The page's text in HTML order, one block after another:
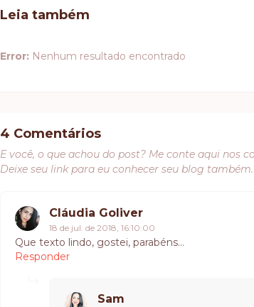
Leia também
Error: Nenhum resultado encontrado
4 Comentários
E você, o que achou do post? Me conte aqui nos
Deixe seu link para eu conhecer seu blog também.
Cláudia Goliver
18 de jul. de 2018, 16:10:00
Que texto lindo, gostei, parabéns...
Responder
Sam